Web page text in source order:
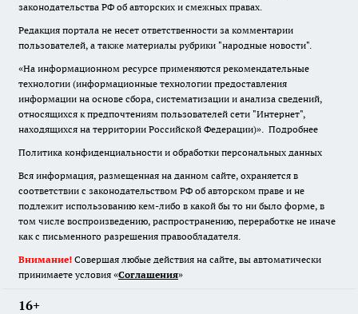
законодательства РФ об авторских и смежных правах.
Редакция портала не несет ответственности за комментарии
пользователей, а также материалы рубрики "народные новости".
«На информационном ресурсе применяются рекомендательные
технологии (информационные технологии предоставления
информации на основе сбора, систематизации и анализа сведений,
относящихся к предпочтениям пользователей сети "Интернет",
находящихся на территории Российской Федерации)». Подробнее
Политика конфиденциальности и обработки персональных данных
Вся информация, размещенная на данном сайте, охраняется в
соответствии с законодательством РФ об авторском праве и не
подлежит использованию кем-либо в какой бы то ни было форме, в
том числе воспроизведению, распространению, переработке не иначе
как с письменного разрешения правообладателя.
Внимание! Совершая любые действия на сайте, вы автоматически
принимаете условия «Cоглашения»
16+